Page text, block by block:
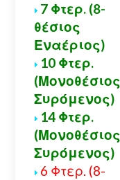
7 Φτερ. (8-
θέσιος
Εναέριος)
10 Φτερ.
(Μονοθέσιος
Συρόμενος)
14 Φτερ.
(Μονοθέσιος
Συρόμενος)
6 Φτερ. (8-